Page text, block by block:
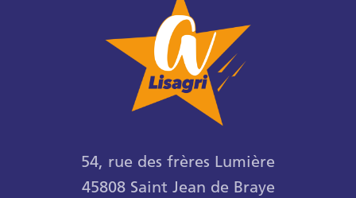
54, rue des frères Lumière
45808 Saint Jean de Braye